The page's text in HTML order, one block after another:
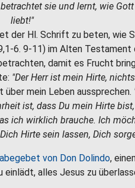
sie und lernt, wie
liebt!"
der Hl. Schrift zu beten, wie
6. 9-11) im Alten Testament
damit es Frucht
"Der Herr ist mein Hirte,
über mein Leben aussprechen.
ist, dass Du mein Hirte
ich wirklich brauche. Ich
Hirte sein lassen, Dich
von Don Dolindo,
einlädt, alles Jesus zu